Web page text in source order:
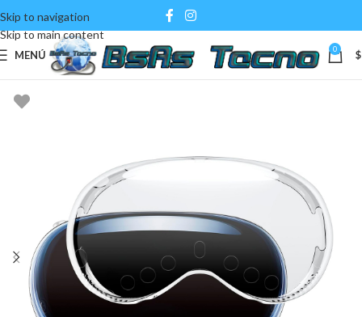
Skip to navigation
Skip to main content
MENÚ 0 $